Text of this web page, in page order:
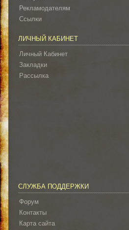
Рекламодателям
Ссылки
ЛИЧНЫЙ КАБИНЕТ
Личный Кабинет
Закладки
Рассылка
СЛУЖБА ПОДДЕРЖКИ
Форум
Контакты
Карта сайта